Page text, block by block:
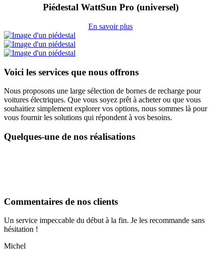
Piédestal WattSun Pro (universel)
En savoir plus
Voici les services que nous offrons
Nous proposons une large sélection de bornes de recharge pour
voitures électriques. Que vous soyez prêt à acheter ou que vous
souhaitiez simplement explorer vos options, nous sommes là pour
vous fournir les solutions qui répondent à vos besoins.
Quelques-une de nos réalisations
Commentaires de nos clients
Un service impeccable du début à la fin. Je les recommande sans
hésitation !
Michel